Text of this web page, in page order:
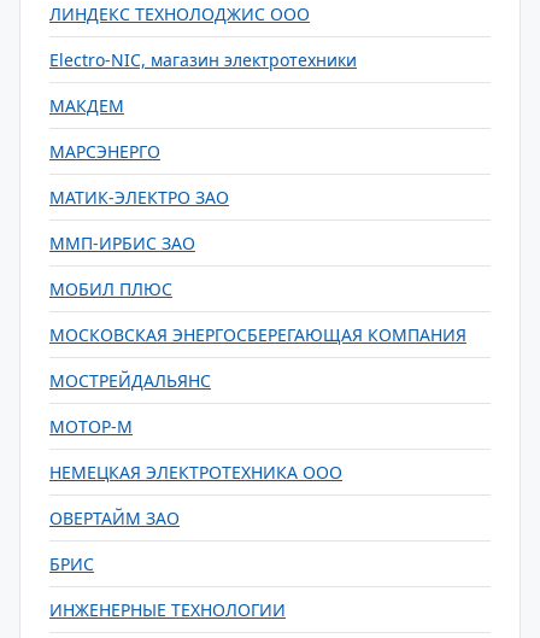
ЛИНДЕКС ТЕХНОЛОДЖИС ООО
Electro-NIC, магазин электротехники
МАКДЕМ
МАРСЭНЕРГО
МАТИК-ЭЛЕКТРО ЗАО
ММП-ИРБИС ЗАО
МОБИЛ ПЛЮС
МОСКОВСКАЯ ЭНЕРГОСБЕРЕГАЮЩАЯ КОМПАНИЯ
МОСТРЕЙДАЛЬЯНС
МОТОР-М
НЕМЕЦКАЯ ЭЛЕКТРОТЕХНИКА ООО
ОВЕРТАЙМ ЗАО
БРИС
ИНЖЕНЕРНЫЕ ТЕХНОЛОГИИ